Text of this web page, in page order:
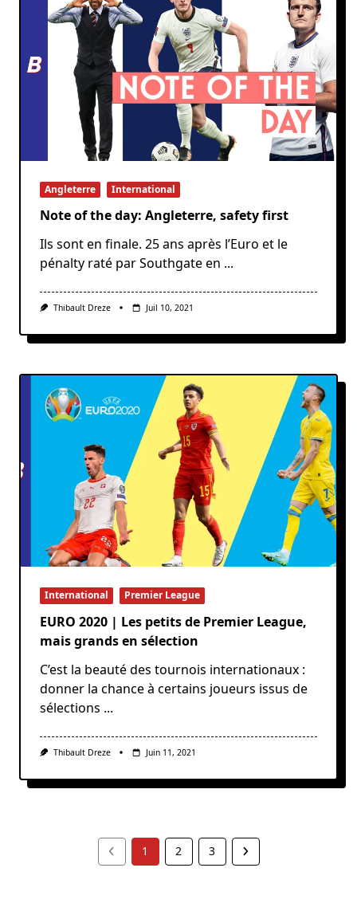
Angleterre International
Note of the day: Angleterre, safety first
Ils sont en finale. 25 ans après l’Euro et le
pénalty raté par Southgate en ...
Thibault Dreze Juil 10, 2021
International Premier League
EURO 2020 | Les petits de Premier League,
mais grands en sélection
C’est la beauté des tournois internationaux :
donner la chance à certains joueurs issus de
sélections ...
Thibault Dreze Juin 11, 2021
1 2 3